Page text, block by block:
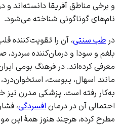
و برخی مناطق آفریقا دانسته‌اند
نام‌های گوناگونی شناخته می‌شود.
در طب سنتی، آن را تقویت‌کننده
بلغم و سودا و درمان‌کننده
معرفی کرده‌اند. در فرهنگ بومی
مانند اسهال، یبوست،
به‌کار رفته است. پزشکی مدرن نیز
احتمالی آن در درمان افسردگی،
مطرح کرده، هرچند هنوز همهٔ این